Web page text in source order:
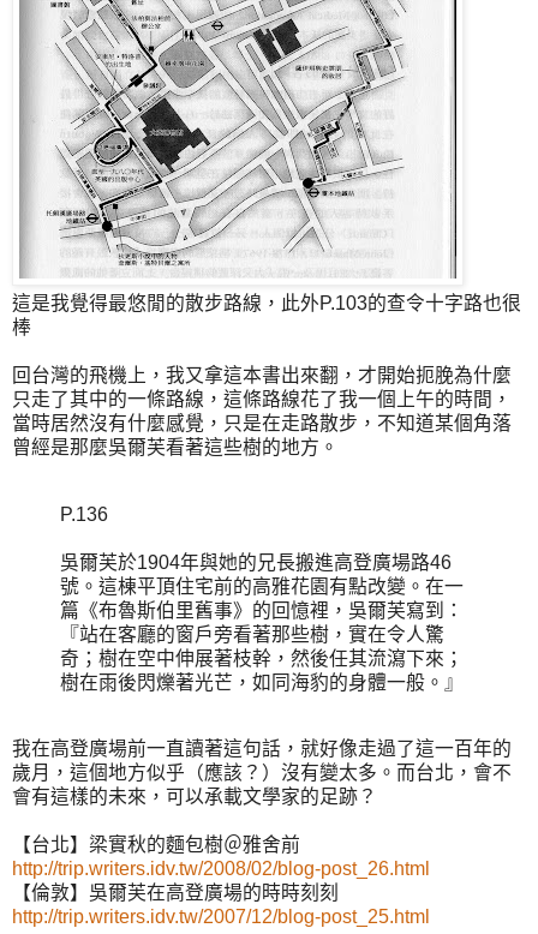
這是我覺得最悠閒的散步路線，此外P.103的查令十字路也很
棒
回台灣的飛機上，我又拿這本書出來翻，才開始扼脕為什麼
只走了其中的一條路線，這條路線花了我一個上午的時間，
當時居然沒有什麼感覺，只是在走路散步，不知道某個角落
曾經是那麼吳爾芙看著這些樹的地方。
P.136
吳爾芙於1904年與她的兄長搬進高登廣場路46
號。這棟平頂住宅前的高雅花園有點改變。在一
篇《布魯斯伯里舊事》的回憶裡，吳爾芙寫到：
『站在客廳的窗戶旁看著那些樹，實在令人驚
奇；樹在空中伸展著枝幹，然後任其流瀉下來；
樹在雨後閃爍著光芒，如同海豹的身體一般。』
我在高登廣場前一直讀著這句話，就好像走過了這一百年的
歲月，這個地方似乎（應該？）沒有變太多。而台北，會不
會有這樣的未來，可以承載文學家的足跡？
【台北】梁實秋的麵包樹＠雅舍前
http://trip.writers.idv.tw/2008/02/blog-post_26.html
【倫敦】吳爾芙在高登廣場的時時刻刻
http://trip.writers.idv.tw/2007/12/blog-post_25.html